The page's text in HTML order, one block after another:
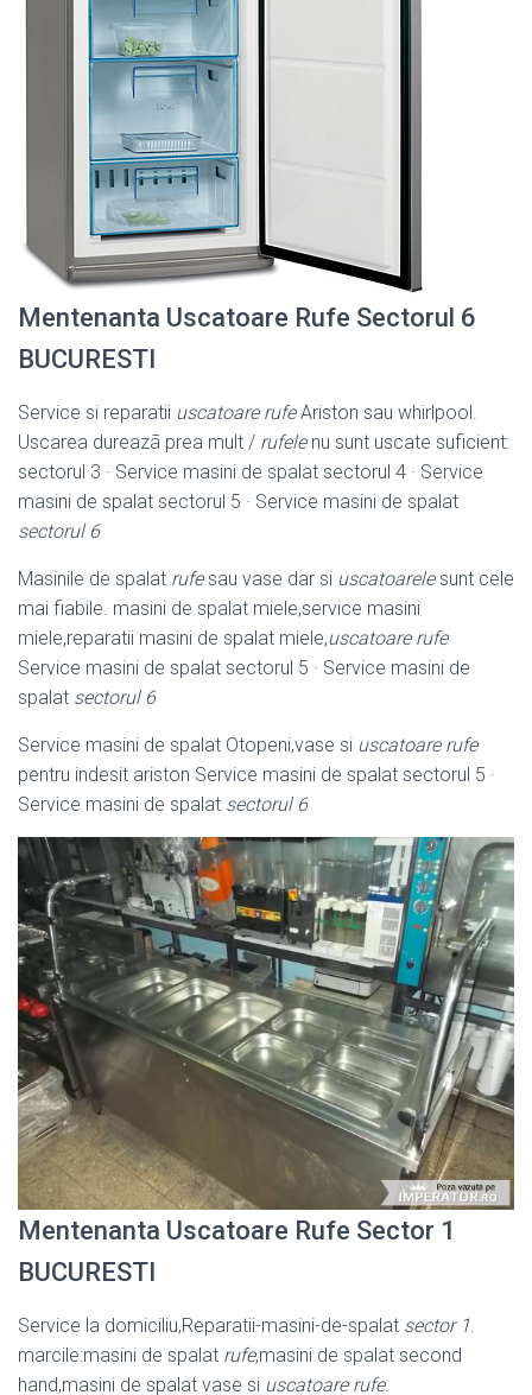
Mentenanta Uscatoare Rufe Sectorul 6
BUCURESTI
Service si reparatii uscatoare rufeAriston sau whirlpool.
Uscarea dureazã prea mult / rufelenu sunt uscate suficient:
sectorul 3 · Service masini de spalat sectorul 4 · Service
masini de spalat sectorul 5 · Service masini de spalat
sectorul 6
Masinile de spalat rufesau vase dar si uscatoarelesunt cele
mai fiabile. masini de spalat miele,service masini
miele,reparatii masini de spalat miele,uscatoare rufe
Service masini de spalat sectorul 5 · Service masini de
spalat sectorul 6
Service masini de spalat Otopeni,vase si uscatoare rufe
pentru indesit ariston Service masini de spalat sectorul 5 ·
Service masini de spalat sectorul 6
Mentenanta Uscatoare Rufe Sector 1
BUCURESTI
Service la domiciliu,Reparatii-masini-de-spalat sector 1.
marcile:masini de spalat rufe,masini de spalat second
hand,masini de spalat vase si uscatoare rufe.